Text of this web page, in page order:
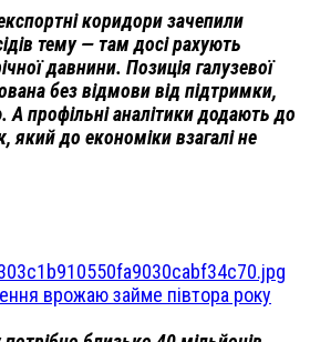
коридори зачепили
тему — там досі рахують
давнини. Позиція галузевої
без відмови від підтримки,
А профільні аналітики додають до
який до економіки взагалі не
врожаю займе півтора року